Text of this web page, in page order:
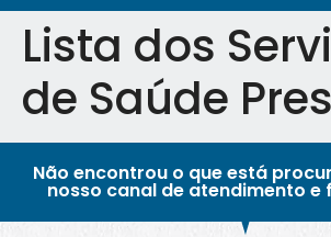
Lista dos
de Saúde
Não encontrou o que está
nosso canal de atendimento e